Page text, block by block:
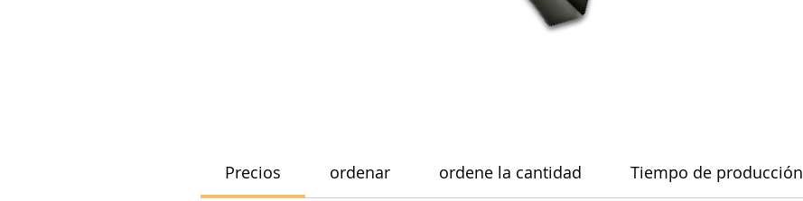
Precios ordenar ordene la cantidad Tiempo de producción